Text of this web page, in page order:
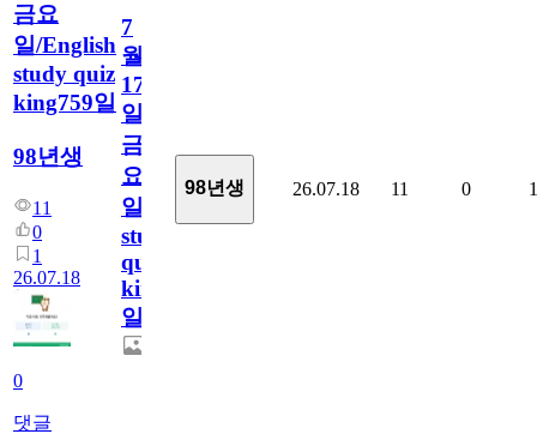
금요
일/English
study quiz
king759일
98년생
11
0
1
26.07.18
0
댓글
7
월
17
일
금
요
일/English
study
quiz
king759
일
98년생 26.07.18 11 0 1